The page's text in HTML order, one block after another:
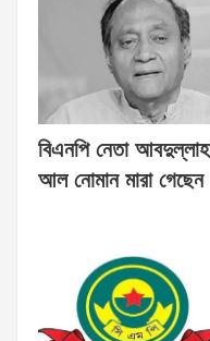
বিএনপি নেতা আবদুল্লাহ
আল নোমান মারা গেছেন